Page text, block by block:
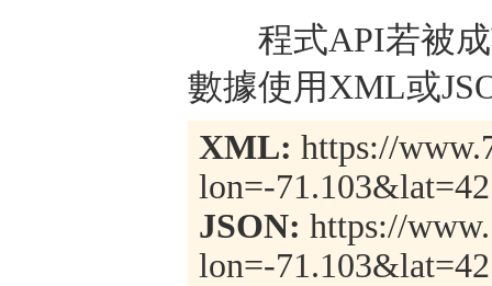
程式API若被成
數據使用XML或
XML: https://
lon=-
JSON: https://
lon=-